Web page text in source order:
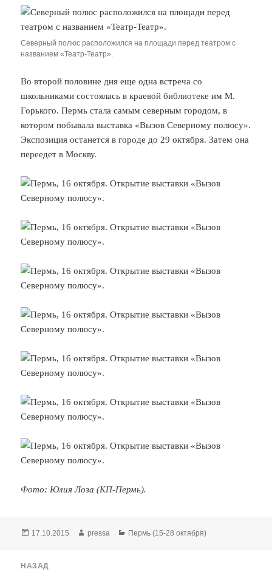
Северный полюс расположился на площади перед театром с
названием «Театр-Театр».
Во второй половине дня еще одна встреча со
школьниками состоялась в краевой библиотеке им М.
Горького. Пермь стала самым северным городом, в
котором побывала выставка «Вызов Северному полюсу».
Экспозиция останется в городе до 29 октября. Затем она
переедет в Москву.
Фото: Юлия Лоза (КП-Пермь).
Опубликовано
17.10.2015 Автор
pressa Рубрики
Пермь (15-28 октября)
НАЗАД